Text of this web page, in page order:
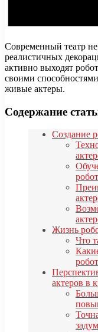
Современный театр не
реалистичных
активно выходят
своими
живые актеры.
Содержание
Создание
Жизнь
Что
актеров в